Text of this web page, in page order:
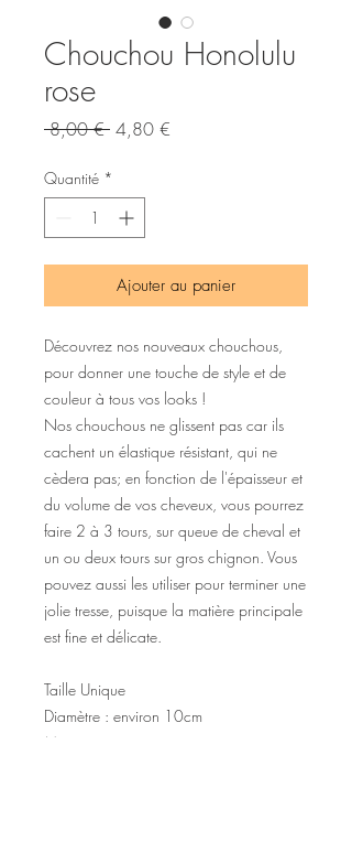
Chouchou Honolulu
rose
8,00 € Prix
4,80 €
Quantité *
Ajouter au panier
Découvrez nos nouveaux chouchous,
pour donner une touche de style et de
couleur à tous vos looks !
Nos chouchous ne glissent pas car ils
cachent un élastique résistant, qui ne
cèdera pas; en fonction de l'épaisseur et
du volume de vos cheveux, vous pourrez
faire 2 à 3 tours, sur queue de cheval et
un ou deux tours sur gros chignon. Vous
pouvez aussi les utiliser pour terminer une
jolie tresse, puisque la matière principale
est fine et délicate.
Taille Unique
Diamètre : environ 10cm
Matière : soie